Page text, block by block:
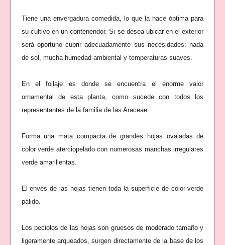
Tiene una envergadura comedida, lo que la hace óptima para
su cultivo en un contenendor. Si se desea ubicar en el exterior
será oportuno cubrir adecuadamente sus necesidades: nada
de sol, mucha humedad ambiental y temperaturas suaves.
En el follaje es donde se encuentra el enorme valor
ornamental de esta planta, como sucede con todos los
representantes de la familia de las Araceae.
Forma una mata compacta de grandes hojas ovaladas de
color verde aterciopelado con numerosas manchas irregulares
verde amarillentas.
El envés de las hojas tienen toda la superficie de color verde
pálido.
Los peciolos de las hojas son gruesos de moderado tamaño y
ligeramente arqueados, surgen directamente de la base de los